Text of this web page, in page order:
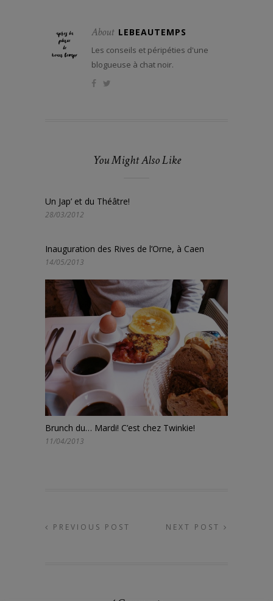
About LEBEAUTEMPS
Les conseils et péripéties d'une
blogueuse à chat noir.
You Might Also Like
Un Jap’ et du Théâtre!
28/03/2012
Inauguration des Rives de l’Orne, à Caen
14/05/2013
Brunch du… Mardi! C’est chez Twinkie!
11/04/2013
PREVIOUS POST NEXT POST